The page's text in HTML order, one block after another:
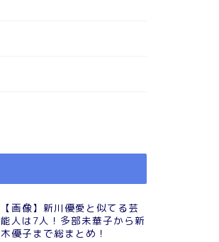
【画像】新川優愛と似てる芸
能人は7人！多部未華子から新
木優子まで総まとめ！